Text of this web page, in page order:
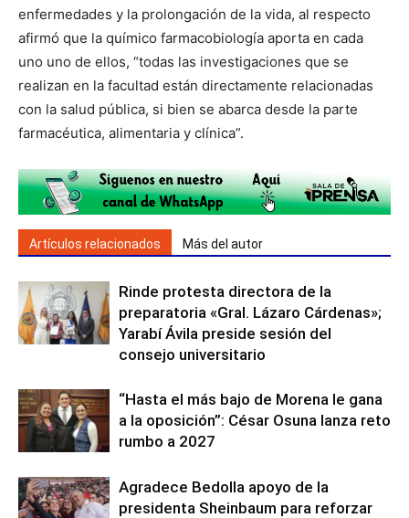
enfermedades y la prolongación de la vida, al respecto
afirmó que la químico farmacobiología aporta en cada
uno uno de ellos, “todas las investigaciones que se
realizan en la facultad están directamente relacionadas
con la salud pública, si bien se abarca desde la parte
farmacéutica, alimentaria y clínica”.
Artículos relacionados Más del autor
Rinde protesta directora de la
preparatoria «Gral. Lázaro Cárdenas»;
Yarabí Ávila preside sesión del
consejo universitario
“Hasta el más bajo de Morena le gana
a la oposición”: César Osuna lanza reto
rumbo a 2027
Agradece Bedolla apoyo de la
presidenta Sheinbaum para reforzar